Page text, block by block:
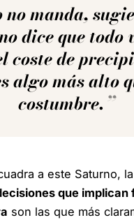
manda,
dice que todo
coste de
algo más alto
costumbre.
a este Saturno,
que
son las que más